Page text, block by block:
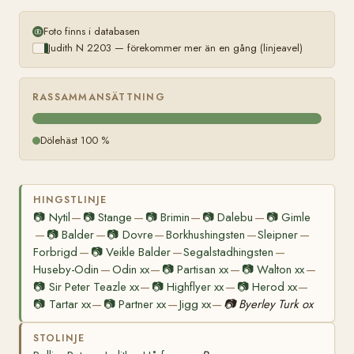
Foto finns i databasen
Judith N 2203 — förekommer mer än en gång (linjeavel)
RASSAMMANSÄTTNING
Dölehäst 100 %
HINGSTLINJE
📷 Nytil— 📷Stange — 📷 Brimin— 📷 Dalebu — 📷Gimle
— 📷Balder—📷 Dovre—Borkhushingsten —Sleipner—
Forbrigd — 📷Veikle Balder—Segalstadhingsten —
Huseby-Odin —Odin xx— 📷Partisan xx— 📷Walton xx—
📷 Sir Peter Teazle xx— 📷Highflyer xx— 📷 Herod xx—
📷 Tartar xx— 📷Partner xx—Jigg xx— 📷 Byerley Turk ox
STOLINJE